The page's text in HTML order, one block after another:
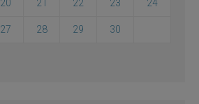
20 21 22 23 24
27 28 29 30